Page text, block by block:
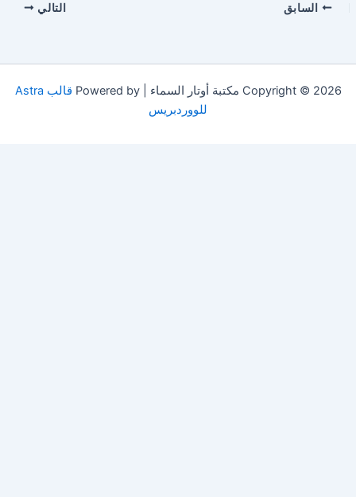
السابق التالي
Copyright © 2026 مكتبة أوتار السماء | Powered by
قالب Astra
للووردبريس